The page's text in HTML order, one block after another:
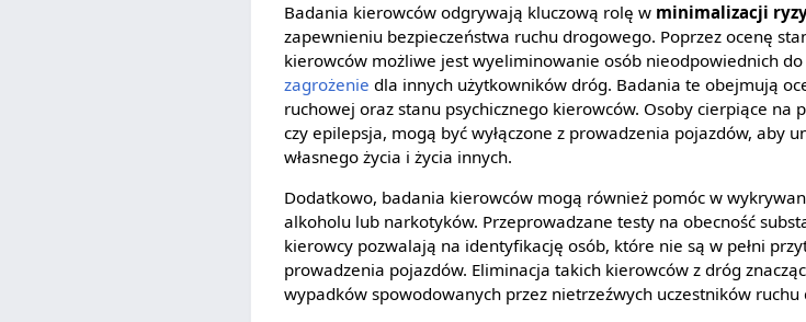
Badania kierowców odgrywają kluczową rolę w minimalizacji
zapewnieniu bezpieczeństwa ruchu drogowego. Poprzez ocenę
kierowców możliwe jest wyeliminowanie osób nieodpowiednich
zagrożenie dla innych użytkowników dróg. Badania te obejmują
ruchowej oraz stanu psychicznego kierowców. Osoby cierpiące na
czy epilepsja, mogą być wyłączone z prowadzenia pojazdów, aby
własnego życia i życia innych.
Dodatkowo, badania kierowców mogą również pomóc w
alkoholu lub narkotyków. Przeprowadzane testy na obecność
kierowcy pozwalają na identyfikację osób, które nie są w pełni
prowadzenia pojazdów. Eliminacja takich kierowców z dróg
wypadków spowodowanych przez nietrzeźwych uczestników ruchu